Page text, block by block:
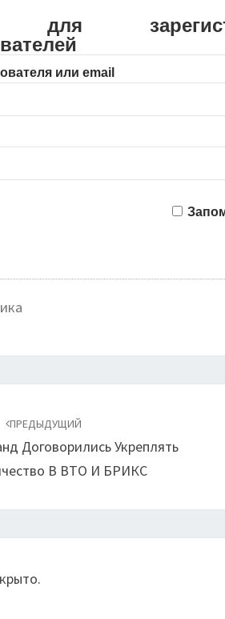
для
или email
ПРЕДЫДУЩИЙ
Договорились Укреплять
В ВТО И БРИКС